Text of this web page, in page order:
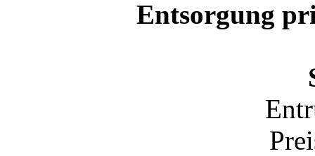
Entsorgung